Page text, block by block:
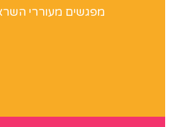
מפגשים מעוררי
מחפשים רעיונות לפעילות במחנות